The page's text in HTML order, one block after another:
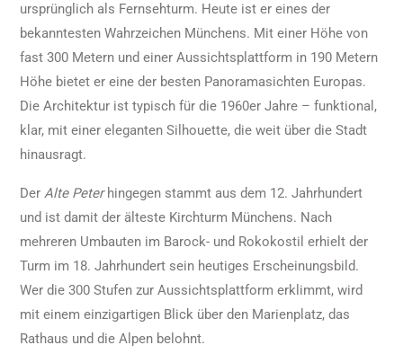
ursprünglich als Fernsehturm. Heute ist er eines der
bekanntesten Wahrzeichen Münchens. Mit einer Höhe von
fast 300 Metern und einer Aussichtsplattform in 190 Metern
Höhe bietet er eine der besten Panoramasichten Europas.
Die Architektur ist typisch für die 1960er Jahre – funktional,
klar, mit einer eleganten Silhouette, die weit über die Stadt
hinausragt.
Der Alte Peterhingegen stammt aus dem 12. Jahrhundert
und ist damit der älteste Kirchturm Münchens. Nach
mehreren Umbauten im Barock- und Rokokostil erhielt der
Turm im 18. Jahrhundert sein heutiges Erscheinungsbild.
Wer die 300 Stufen zur Aussichtsplattform erklimmt, wird
mit einem einzigartigen Blick über den Marienplatz, das
Rathaus und die Alpen belohnt.